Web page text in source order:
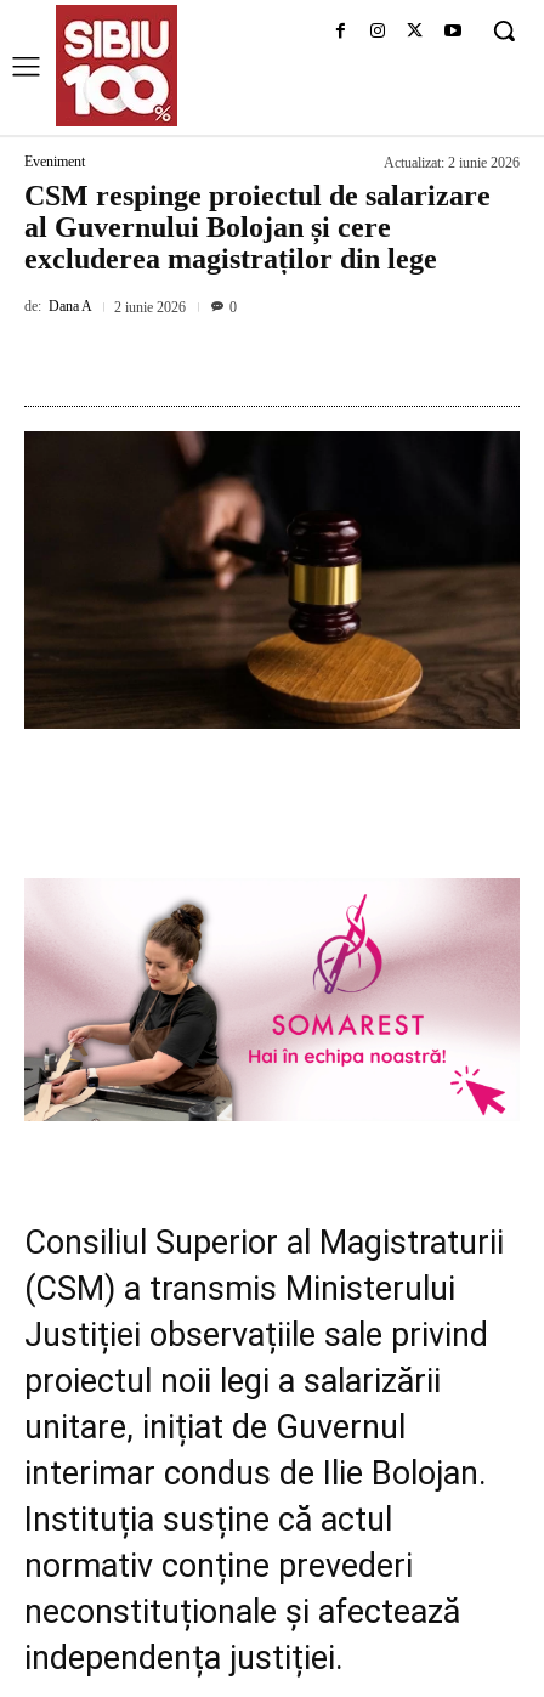
Eveniment Actualizat: 2 iunie 2026
CSM respinge proiectul de salarizare
al Guvernului Bolojan și cere
excluderea magistraților din lege
de: Dana A 2 iunie 2026 0
Consiliul Superior al Magistraturii
(CSM) a transmis Ministerului
Justiției observațiile sale privind
proiectul noii legi a salarizării
unitare, inițiat de Guvernul
interimar condus de Ilie Bolojan.
Instituția susține că actul
normativ conține prevederi
neconstituționale și afectează
independența justiției.